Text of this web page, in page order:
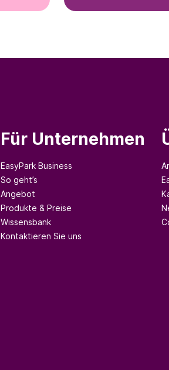
Für Unternehmen
EasyPark Business
So geht’s
Angebot
Produkte & Preise
Wissensbank
Kontaktieren Sie uns